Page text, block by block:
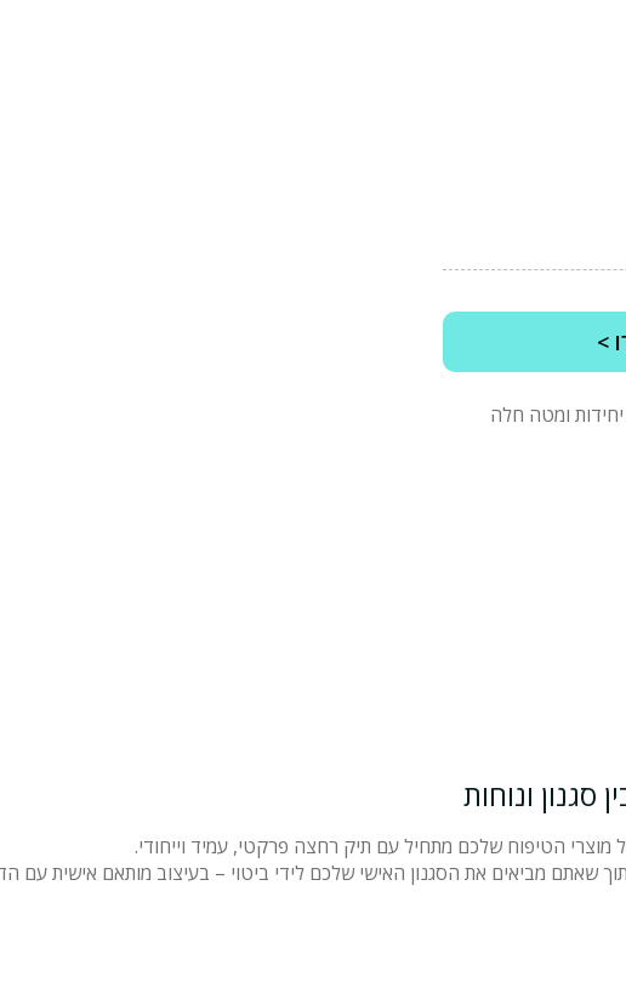
>
*מינימום הזמנה של 2500 ש"ח לפני מע"מ, בהזמנות של 50 יחידות ומטה חלה
ונוחות
מוצרי הטיפוח שלכם מתחיל עם תיק רחצה פרקטי, עמיד וייחודי.
שאתם מביאים את הסגנון האישי שלכם לידי ביטוי – בעיצוב מותאם אישית